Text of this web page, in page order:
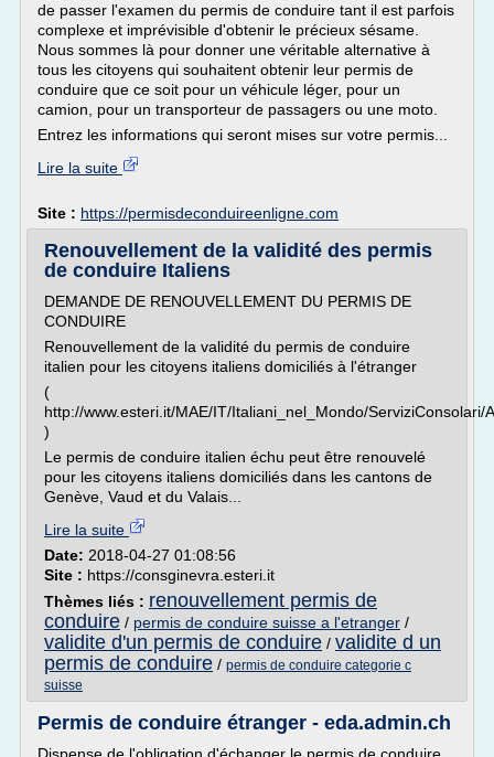
de passer l'examen du permis de conduire tant il est parfois
complexe et imprévisible d'obtenir le précieux sésame.
Nous sommes là pour donner une véritable alternative à
tous les citoyens qui souhaitent obtenir leur permis de
conduire que ce soit pour un véhicule léger, pour un
camion, pour un transporteur de passagers ou une moto.
Entrez les informations qui seront mises sur votre permis...
Lire la suite
Site : https://permisdeconduireenligne.com
Renouvellement de la validité des permis
de conduire Italiens
DEMANDE DE RENOUVELLEMENT DU PERMIS DE
CONDUIRE
Renouvellement de la validité du permis de conduire
italien pour les citoyens italiens domiciliés à l'étranger
(
http://www.esteri.it/MAE/IT/Italiani_nel_Mondo/ServiziConsolari/
)
Le permis de conduire italien échu peut être renouvelé
pour les citoyens italiens domiciliés dans les cantons de
Genève, Vaud et du Valais...
Lire la suite
Date: 2018-04-27 01:08:56
Site : https://consginevra.esteri.it
Thèmes liés : renouvellement permis de
conduire / permis de conduire suisse a l'etranger /
validite d'un permis de conduire / validite d un
permis de conduire / permis de conduire categorie c
suisse
Permis de conduire étranger - eda.admin.ch